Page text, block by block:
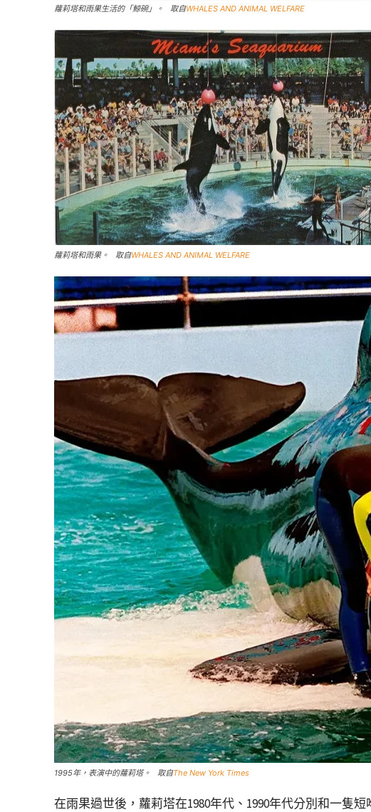
蘿莉塔和雨果生活的「鯨碗」。 取自WHALES AND ANIMAL WELFARE
蘿莉塔和雨果。 取自WHALES AND ANIMAL WELFARE
1995年，表演中的蘿莉塔。 取自The New York Times
在雨果過世後，蘿莉塔在1980年代、1990年代分別和一隻